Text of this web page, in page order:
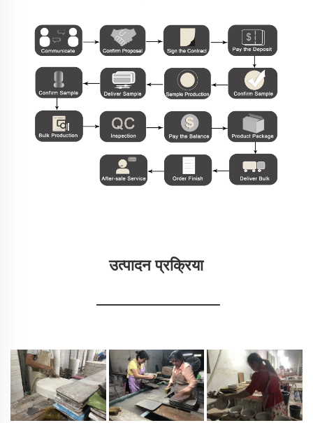
उत्पादन प्रक्रिया
________________